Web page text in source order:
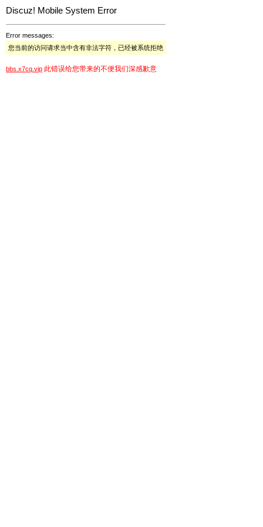
Discuz! Mobile System Error
Error messages:
您当前的访问请求当中含有非法字符，已经被系统拒绝
bbs.x7cq.vip 此错误给您带来的不便我们深感歉意